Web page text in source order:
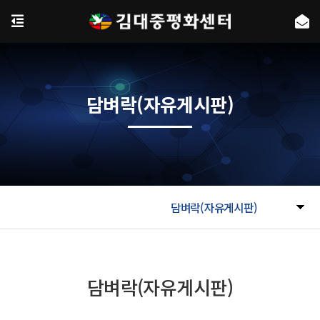
담벼락(자유게시판)
담벼락(자유게시판)
담벼락(자유게시판)